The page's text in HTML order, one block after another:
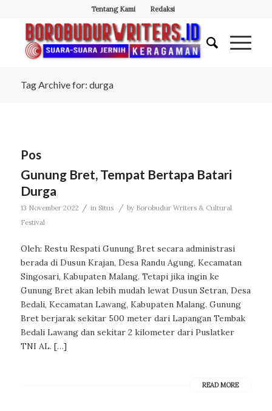
Tentang Kami Redaksi
Tag Archive for: durga
Pos
Gunung Bret, Tempat Bertapa Batari
Durga
13 November 2022 / in Situs / by Borobudur Writers & Cultural
Festival
Oleh: Restu Respati Gunung Bret secara administrasi
berada di Dusun Krajan, Desa Randu Agung, Kecamatan
Singosari, Kabupaten Malang. Tetapi jika ingin ke
Gunung Bret akan lebih mudah lewat Dusun Setran, Desa
Bedali, Kecamatan Lawang, Kabupaten Malang. Gunung
Bret berjarak sekitar 500 meter dari Lapangan Tembak
Bedali Lawang dan sekitar 2 kilometer dari Puslatker
TNI AL. […]
READ MORE